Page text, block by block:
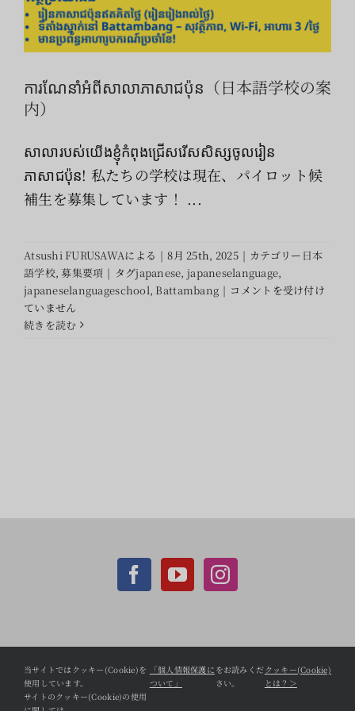
ការណែនាំអំពីសាលាភាសាជប៉ុន（日本語学校の案
内）
សាលារបស់យើងខ្ញុំកំពុងជ្រើសរើសសិស្សចូលរៀន
ភាសាជប៉ុន! 私たちの学校は現在、パイロット候
補生を募集しています！ ...
Atsushi FURUSAWAによる | 8月 25th, 2025 | カテゴリー 日本
語学校, 募集要項 | タグjapanese, japaneselanguage,
japaneselanguageschool, Battambang | ការ
コメントを受け付け
ていません
続きを読む
CCC Shopifyサイト
当サイトではクッキー(Cookie)を
使用しています。
サイトのクッキー(Cookie)の使用
「個人情報保護に
ついて」
をお読みくだ
さい。
クッキー(Cookie)
とは？＞